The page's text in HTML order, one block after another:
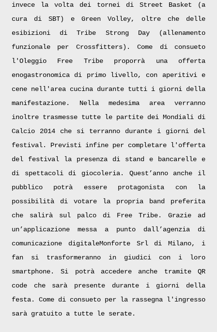
invece la volta dei tornei di Street Basket (a
cura di SBT) e Green Volley, oltre che delle
esibizioni di Tribe Strong Day (allenamento
funzionale per Crossfitters). Come di consueto
l'Oleggio Free Tribe proporrà una offerta
enogastronomica di primo livello, con aperitivi e
cene nell'area cucina durante tutti i giorni della
manifestazione. Nella medesima area verranno
inoltre trasmesse tutte le partite dei Mondiali di
Calcio 2014 che si terranno durante i giorni del
festival. Previsti infine per completare l'offerta
del festival la presenza di stand e bancarelle e
di spettacoli di giocoleria. Quest’anno anche il
pubblico potrà essere protagonista con la
possibilità di votare la propria band preferita
che salirà sul palco di Free Tribe. Grazie ad
un’applicazione messa a punto dall’agenzia di
comunicazione digitaleMonforte Srl di Milano, i
fan si trasformeranno in giudici con i loro
smartphone. Si potrà accedere anche tramite QR
code che sarà presente durante i giorni della
festa. Come di consueto per la rassegna l'ingresso
sarà gratuito a tutte le serate.